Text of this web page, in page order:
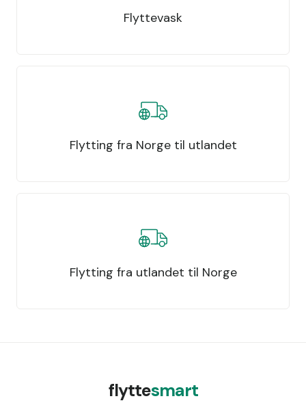
Flyttevask
Flytting fra Norge til utlandet
Flytting fra utlandet til Norge
flyttesmart